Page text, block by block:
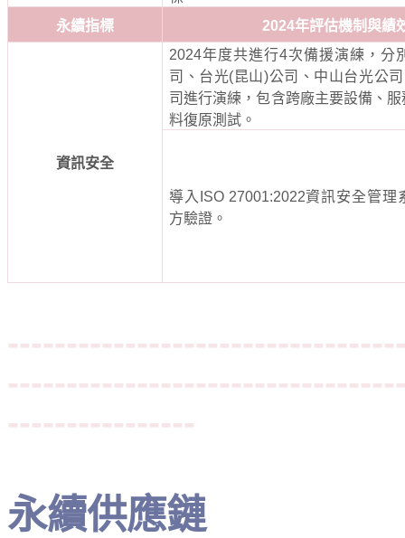
永續指標
2024年評估機制與績
資訊安全
2024年度共進行4次備援演練，分
司、台光(昆山)公司、中山台光公
司進行演練，包含跨廠主要設備、
料復原測試。
導入 ISO 27001:2022資訊安全管理
方驗證。
----------------
永續供應鏈